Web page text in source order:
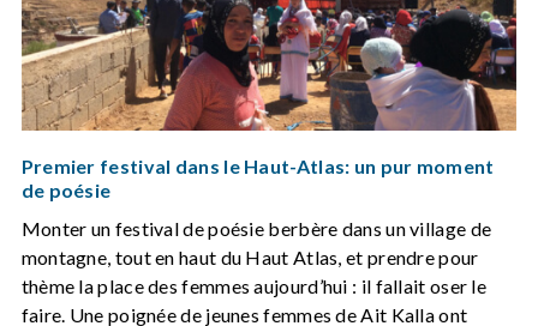
Premier festival dans le Haut-Atlas: un pur moment
de poésie
Monter un festival de poésie berbère dans un village de
montagne, tout en haut du Haut Atlas, et prendre pour
thème la place des femmes aujourd’hui : il fallait oser le
faire. Une poignée de jeunes femmes de Ait Kalla ont